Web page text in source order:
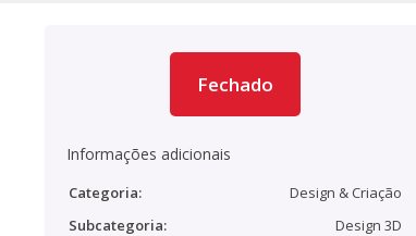
Fechado
Informações adicionais
Categoria:
Design & Criação
Subcategoria:
Design 3D